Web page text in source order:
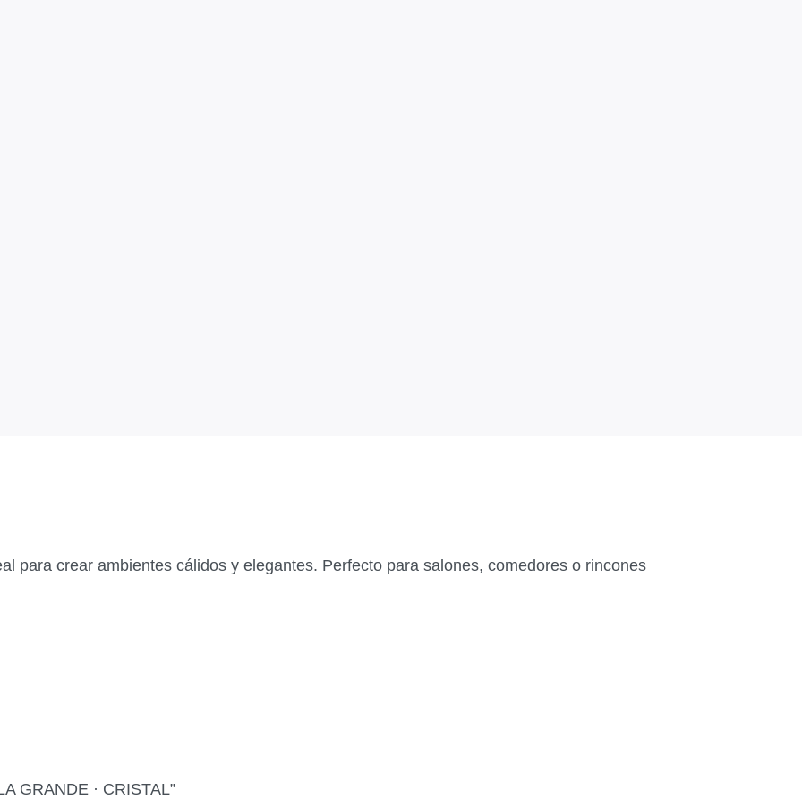
para crear ambientes cálidos y elegantes. Perfecto para salones, comedores o rincones
GRANDE · CRISTAL”